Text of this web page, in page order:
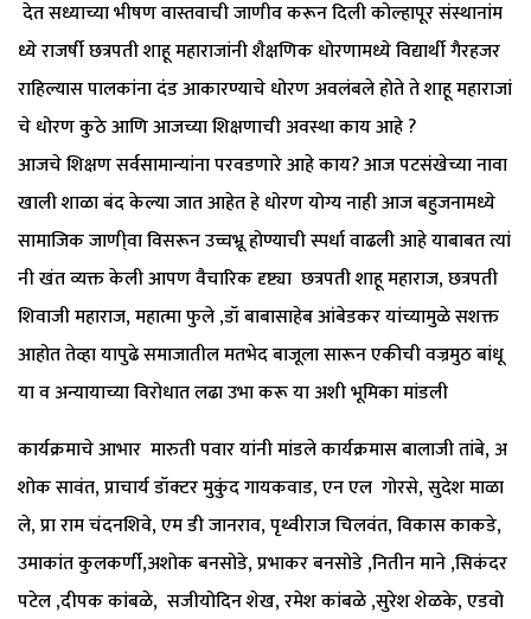
देत सध्याच्या भीषण वास्तवाची जाणीव करून दिली कोल्हापूर संस्थानांम
ध्ये राजर्षी छत्रपती शाहू महाराजांनी शैक्षणिक धोरणामध्ये विद्यार्थी गैरहजर
राहिल्यास पालकांना दंड आकारण्याचे धोरण अवलंबले होते ते शाहू महाराजां
चे धोरण कुठे आणि आजच्या शिक्षणाची अवस्था काय आहे ?
आजचे शिक्षण सर्वसामान्यांना परवडणारे आहे काय? आज पटसंखेच्या नावा
खाली शाळा बंद केल्या जात आहेत हे धोरण योग्य नाही आज बहुजनामध्ये
सामाजिक जाणी्वा विसरून उच्चभ्रू होण्याची स्पर्धा वाढली आहे याबाबत त्यां
नी खंत व्यक्त केली आपण वैचारिक दृष्ट्या छत्रपती शाहू महाराज, छत्रपती
शिवाजी महाराज, महात्मा फुले ,डॉ बाबासाहेब आंबेडकर यांच्यामुळे सशक्त
आहोत तेव्हा यापुढे समाजातील मतभेद बाजूला सारून एकीची वज्रमुठ बांधू
या व अन्यायाच्या विरोधात लढा उभा करू या अशी भूमिका मांडली
कार्यक्रमाचे आभार मारुती पवार यांनी मांडले कार्यक्रमास बालाजी तांबे, अ
शोक सावंत, प्राचार्य डॉक्टर मुकुंद गायकवाड, एन एल गोरसे, सुदेश माळा
ले, प्रा राम चंदनशिवे, एम डी जानराव, पृथ्वीराज चिलवंत, विकास काकडे,
उमाकांत कुलकर्णी,अशोक बनसोडे, प्रभाकर बनसोडे ,नितीन माने ,सिकंदर
पटेल ,दीपक कांबळे, सजीयोदिन शेख, रमेश कांबळे ,सुरेश शेळके, एडवो